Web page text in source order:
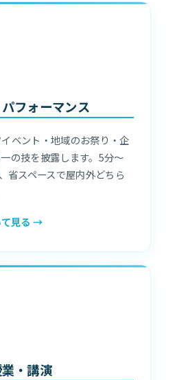
フォーマンス
ベント・地域のお祭り・企
の技を披露します。5分〜
省スペースで屋内外どちら
て見る →
・講演